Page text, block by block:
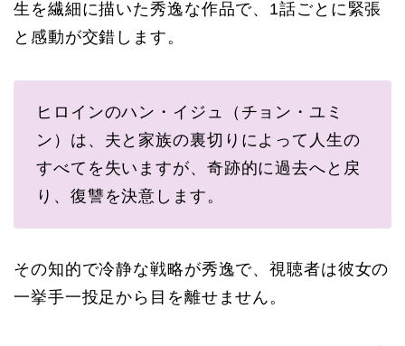
生を繊細に描いた秀逸な作品で、1話ごとに緊張
と感動が交錯します。
ヒロインのハン・イジュ（チョン・ユミ
ン）は、夫と家族の裏切りによって人生の
すべてを失いますが、奇跡的に過去へと戻
り、復讐を決意します。
その知的で冷静な戦略が秀逸で、視聴者は彼女の
一挙手一投足から目を離せません。